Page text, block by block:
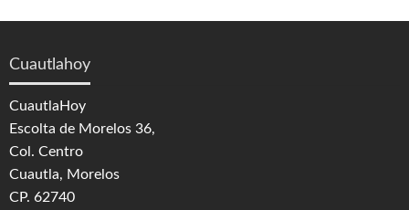
Cuautlahoy
CuautlaHoy
Escolta de Morelos 36,
Col. Centro
Cuautla, Morelos
CP. 62740